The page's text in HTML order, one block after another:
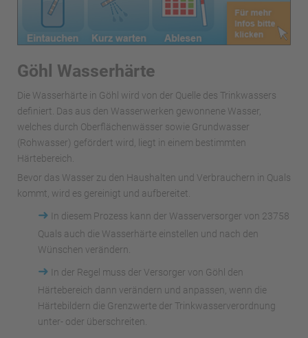
Göhl Wasserhärte
Die Wasserhärte in Göhl wird von der Quelle des Trinkwassers
definiert. Das aus den Wasserwerken gewonnene Wasser,
welches durch Oberflächenwässer sowie Grundwasser
(Rohwasser) gefördert wird, liegt in einem bestimmten
Härtebereich.
Bevor das Wasser zu den Haushalten und Verbrauchern in Quals
kommt, wird es gereinigt und aufbereitet.
➜
In diesem Prozess kann der Wasserversorger von 23758
Quals auch die Wasserhärte einstellen und nach den
Wünschen verändern.
➜
In der Regel muss der Versorger von Göhl den
Härtebereich dann verändern und anpassen, wenn die
Härtebildern die Grenzwerte der Trinkwasserverordnung
unter- oder überschreiten.